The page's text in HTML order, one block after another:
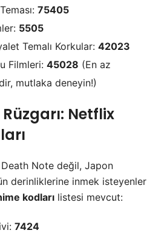
75405
5505
Temalı Korkular: 42023
Filmleri: 45028 (En az
mutlaka deneyin!)
Netflix
Note değil, Japon
derinliklerine inmek isteyenler
kodları listesi mevcut:
7424